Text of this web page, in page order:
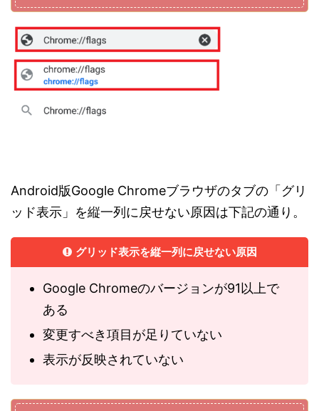
Android版Google Chromeブラウザのタブの「グリ
ッド表示」を縦一列に戻せない原因は下記の通り。
グリッド表示を縦一列に戻せない原因
Google Chromeのバージョンが91以上で
ある
変更すべき項目が足りていない
表示が反映されていない